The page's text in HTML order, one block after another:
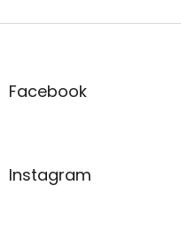
Z
aFacebook
Instagram